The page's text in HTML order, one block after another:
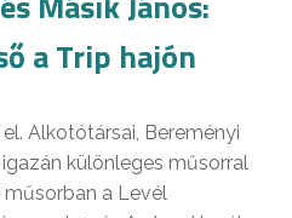
a Trip hajón
Alkotótársai, Bereményi
különleges műsorral
műsorban a Levél